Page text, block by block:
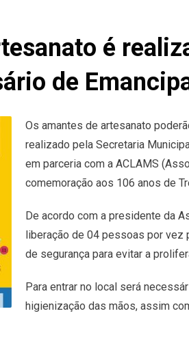
é
de
Os amantes de artesanato
realizado pela Secretaria
em parceria com a ACLAMS
comemoração aos 106 anos de
De acordo com a presidente da
liberação de 04 pessoas por
de segurança para evitar a
Para entrar no local será
higienização das mãos, assim